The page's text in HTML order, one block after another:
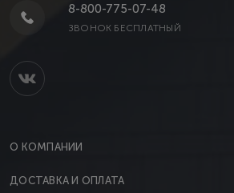
8-800-775-07-48
ЗВОНОК БЕСПЛАТНЫЙ
О КОМПАНИИ
ДОСТАВКА И ОПЛАТА